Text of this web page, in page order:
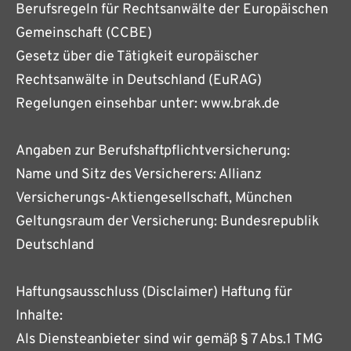
Berufsregeln für Rechtsanwälte der Europäischen
Gemeinschaft (CCBE)
Gesetz über die Tätigkeit europäischer
Rechtsanwälte in Deutschland (EuRAG)
Regelungen einsehbar unter: www.brak.de
Angaben zur Berufshaftpflichtversicherung:
Name und Sitz des Versicherers: Allianz
Versicherungs-Aktiengesellschaft, München
Geltungsraum der Versicherung: Bundesrepublik
Deutschland
Haftungsausschluss (Disclaimer) Haftung für
Inhalte:
Als Diensteanbieter sind wir gemäß § 7 Abs.1 TMG